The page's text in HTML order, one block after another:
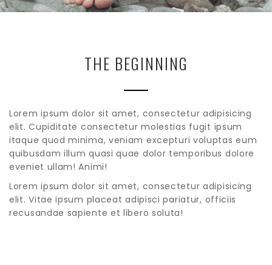
THE BEGINNING
Lorem ipsum dolor sit amet, consectetur adipisicing
elit. Cupiditate consectetur molestias fugit ipsum
itaque quod minima, veniam excepturi voluptas eum
quibusdam illum quasi quae dolor temporibus dolore
eveniet ullam! Animi!
Lorem ipsum dolor sit amet, consectetur adipisicing
elit. Vitae ipsum placeat adipisci pariatur, officiis
recusandae sapiente et libero soluta!